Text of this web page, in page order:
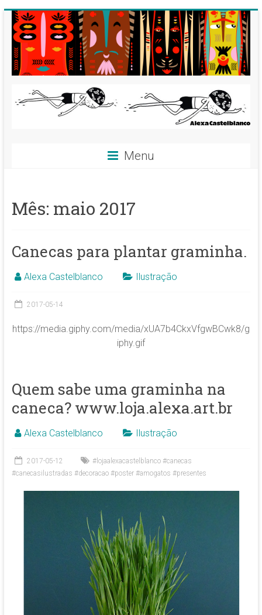
Skip
content
Castelblanco
Ilustradora,
dibujante,
Menu
Mês: maio 2017
Canecas para plantar graminha.
Alexa Castelblanco Ilustração
2017-05-14
https://media.giphy.com/media/xUA7b4CkxVfgwBCwk8/g
iphy.gif
Quem sabe uma graminha na
caneca? www.loja.alexa.art.br
Alexa Castelblanco Ilustração
2017-05-12
#lojaalexacastelblanco #canecas
#canecasilustradas #decoracao #poster #amogatos #presentes